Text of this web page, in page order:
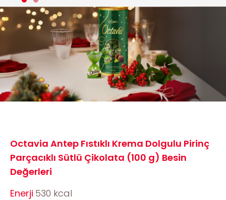
Octavia Antep Fıstıklı Krema Dolgulu Pirinç
Parçacıklı Sütlü Çikolata (100 g) Besin
Değerleri
Enerji 530 kcal